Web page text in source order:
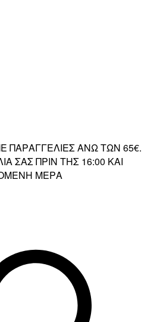
ΑΝΩ ΤΩΝ 65€.
ΣΑΣ ΠΡΙΝ ΤΗΣ 16:00 ΚΑΙ
ΜΕΡΑ